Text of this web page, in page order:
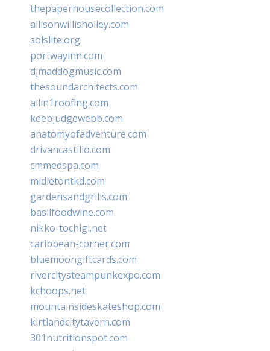
thepaperhousecollection.com
allisonwillisholley.com
solslite.org
portwayinn.com
djmaddogmusic.com
thesoundarchitects.com
allin1roofing.com
keepjudgewebb.com
anatomyofadventure.com
drivancastillo.com
cmmedspa.com
midletontkd.com
gardensandgrills.com
basilfoodwine.com
nikko-tochigi.net
caribbean-corner.com
bluemoongiftcards.com
rivercitysteampunkexpo.com
kchoops.net
mountainsideskateshop.com
kirtlandcitytavern.com
301nutritionspot.com